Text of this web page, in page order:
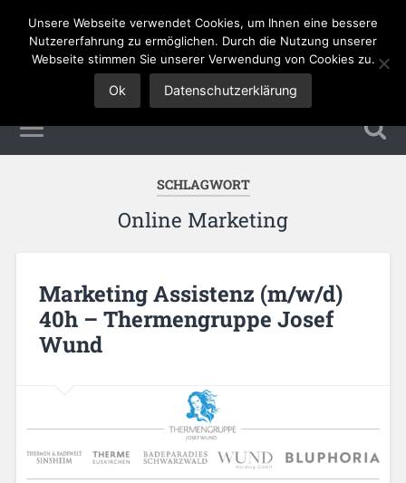
Tourismus Jobs
SCHLAGWORT
Online Marketing
Marketing Assistenz (m/w/d)
40h – Thermengruppe Josef
Wund
Unsere Webseite verwendet Cookies, um Ihnen eine bessere
Nutzererfahrung zu ermöglichen. Durch die Nutzung unserer
Webseite stimmen Sie unserer Verwendung von Cookies zu.
Ok Datenschutzerklärung